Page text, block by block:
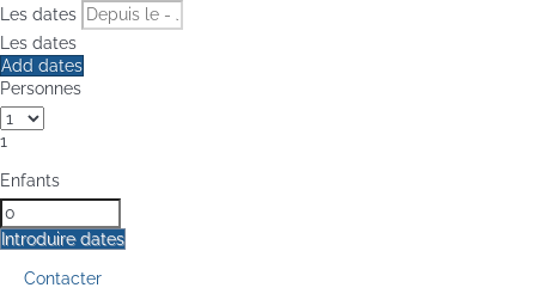
Les dates
Les dates
Add dates
Personnes
1
Enfants
Introduire dates
Contacter